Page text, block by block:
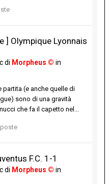
] Olympique Lyonnais
di Morpheus © in
partita (e anche quelle di
sono di una gravità
che fa il capetto nel...
F.C. 1-1
di Morpheus © in